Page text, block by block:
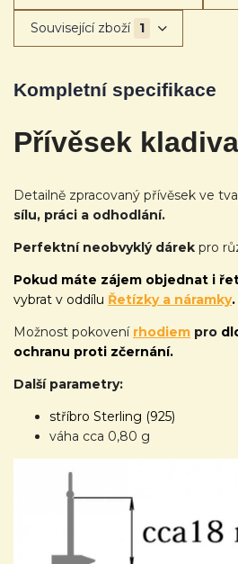
Související zboží 1
Kompletní specifikace
Přívěsek
Detailně zpracovaný přívěsek ve
sílu, práci a odhodlání.
Perfektní neobvyklý dárek pro
Pokud máte zájem objednat i
vybrat v oddílu Řetízky a náramky.
Možnost pokovení rhodiem pro
ochranu proti zčernání.
Další parametry:
stříbro Sterling (925)
váha cca 0,80 g